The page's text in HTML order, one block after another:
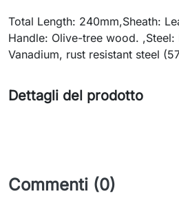
Total Length: 240mm,Sheath:
Handle: Olive-tree wood. ,Steel:
Vanadium, rust resistant steel
Dettagli del prodotto
Commenti (0)